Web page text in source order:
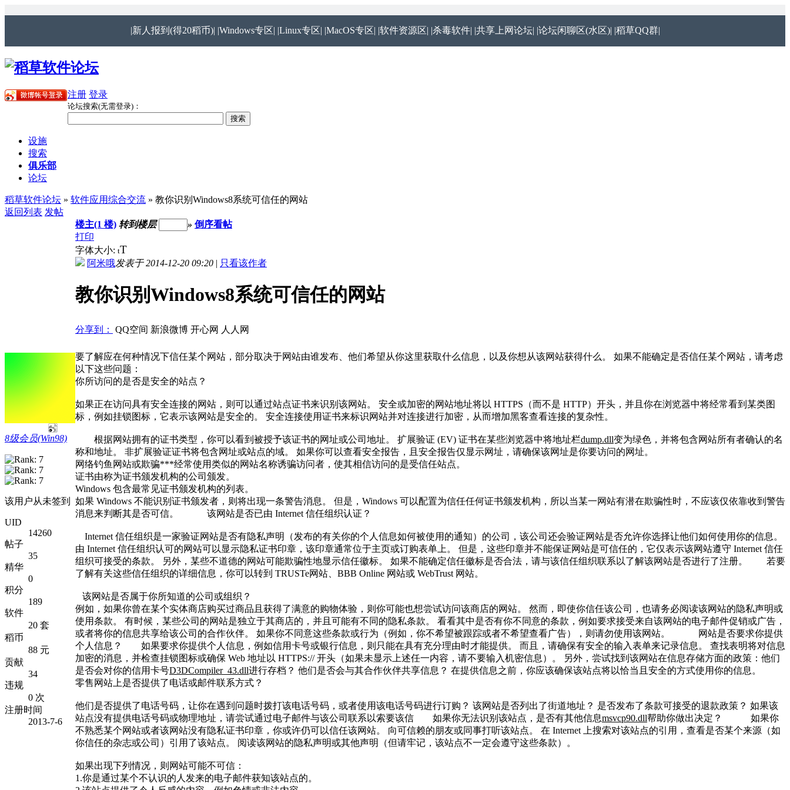
|新人报到(得20稻币)| |Windows专区| |Linux专区| |MacOS专区| |软件资源区| |杀毒软件| |共享上网论坛| |论坛闲聊区(水区)| |稻草QQ群|
注册 登录
论坛搜索(无需登录)：
设施
搜索
俱乐部
论坛
稻草软件论坛 » 软件应用综合交流 » 教你识别Windows8系统可信任的网站
返回列表 发帖
8级会员(Win98)
该用户从未签到
UID
14260
帖子
35
精华
0
积分
189
软件
20 套
稻币
88 元
贡献
34
违规
0 次
注册时间
2013-7-6
楼主(1 楼) 转到楼层 » 倒序看帖
打印
字体大小: tT
阿米哦发表于 2014-12-20 09:20 | 只看该作者
教你识别Windows8系统可信任的网站
分享到： QQ空间 新浪微博 开心网 人人网
要了解应在何种情况下信任某个网站，部分取决于网站由谁发布、他们希望从你这里获取什么信息，以及你想从该网站获得什么。 如果不能确定是否信任某个网站，请考虑
以下这些问题：
你所访问的是否是安全的站点？
如果正在访问具有安全连接的网站，则可以通过站点证书来识别该网站。 安全或加密的网站地址将以 HTTPS（而不是 HTTP）开头，并且你在浏览器中将经常看到某类图
标，例如挂锁图标，它表示该网站是安全的。 安全连接使用证书来标识网站并对连接进行加密，从而增加黑客查看连接的复杂性。
根据网站拥有的证书类型，你可以看到被授予该证书的网址或公司地址。 扩展验证 (EV) 证书在某些浏览器中将地址栏dump.dll变为绿色，并将包含网站所有者确认的名
称和地址。 非扩展验证证书将包含网址或站点的域。 如果你可以查看安全报告，且安全报告仅显示网址，请确保该网址是你要访问的网址。
网络钓鱼网站或欺骗***经常使用类似的网站名称诱骗访问者，使其相信访问的是受信任站点。
证书由称为证书颁发机构的公司颁发。
Windows 包含最常见证书颁发机构的列表。
如果 Windows 不能识别证书颁发者，则将出现一条警告消息。 但是，Windows 可以配置为信任任何证书颁发机构，所以当某一网站有潜在欺骗性时，不应该仅依靠收到警告
消息来判断其是否可信。 该网站是否已由 Internet 信任组织认证？
Internet 信任组织是一家验证网站是否有隐私声明（发布的有关你的个人信息如何被使用的通知）的公司，该公司还会验证网站是否允许你选择让他们如何使用你的信息。
由 Internet 信任组织认可的网站可以显示隐私证书印章，该印章通常位于主页或订购表单上。 但是，这些印章并不能保证网站是可信任的，它仅表示该网站遵守 Internet 信任
组织可接受的条款。 另外，某些不道德的网站可能欺骗性地显示信任徽标。 如果不能确定信任徽标是否合法，请与该信任组织联系以了解该网站是否进行了注册。 若要
了解有关这些信任组织的详细信息，你可以转到 TRUSTe网站、BBB Online 网站或 WebTrust 网站。
该网站是否属于你所知道的公司或组织？
例如，如果你曾在某个实体商店购买过商品且获得了满意的购物体验，则你可能也想尝试访问该商店的网站。 然而，即使你信任该公司，也请务必阅读该网站的隐私声明或
使用条款。 有时候，某些公司的网站是独立于其商店的，并且可能有不同的隐私条款。 看看其中是否有你不同意的条款，例如要求接受来自该网站的电子邮件促销或广告，
或者将你的信息共享给该公司的合作伙伴。 如果你不同意这些条款或行为（例如，你不希望被跟踪或者不希望查看广告），则请勿使用该网站。 网站是否要求你提供
个人信息？ 如果要求你提供个人信息，例如信用卡号或银行信息，则只能在具有充分理由时才能提供。 而且，请确保有安全的输入表单来记录信息。 查找表明将对信息
加密的消息，并检查挂锁图标或确保 Web 地址以 HTTPS:// 开头（如果未显示上述任一内容，请不要输入机密信息）。 另外，尝试找到该网站在信息存储方面的政策：他们
是否会对你的信用卡号D3DCompiler_43.dll进行存档？ 他们是否会与其合作伙伴共享信息？ 在提供信息之前，你应该确保该站点将以恰当且安全的方式使用你的信息。
零售网站上是否提供了电话或邮件联系方式？
他们是否提供了电话号码，让你在遇到问题时拨打该电话号码，或者使用该电话号码进行订购？ 该网站是否列出了街道地址？ 是否发布了条款可接受的退款政策？ 如果该
站点没有提供电话号码或物理地址，请尝试通过电子邮件与该公司联系以索要该信 如果你无法识别该站点，是否有其他信息msvcp90.dll帮助你做出决定？ 如果你
不熟悉某个网站或者该网站没有隐私证书印章，你或许仍可以信任该网站。 向可信赖的朋友或同事打听该站点。 在 Internet 上搜索对该站点的引用，查看是否某个来源（如
你信任的杂志或公司）引用了该站点。 阅读该网站的隐私声明或其他声明（但请牢记，该站点不一定会遵守这些条款）。
如果出现下列情况，则网站可能不可信：
1.你是通过某个不认识的人发来的电子邮件获知该站点的。